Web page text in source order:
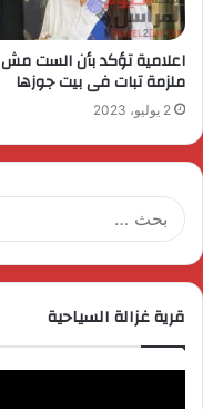
اعلامية تؤكد بأن الست مش
ملزمة تبات فى بيت جوزها
2 يوليو، 2023
قرية غزالة السياحية